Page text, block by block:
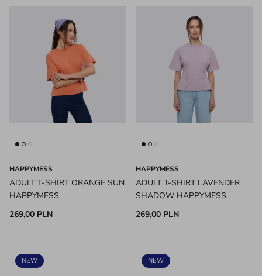
HAPPYMESS
ADULT T-SHIRT ORANGE SUN
HAPPYMESS
269,00 PLN
HAPPYMESS
ADULT T-SHIRT LAVENDER
SHADOW HAPPYMESS
269,00 PLN
NEW NEW